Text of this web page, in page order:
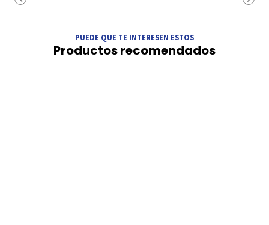
PUEDE QUE TE INTERESEN ESTOS
Productos recomendados